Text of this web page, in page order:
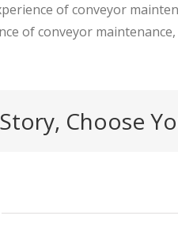
of conveyor
of conveyor
Choose